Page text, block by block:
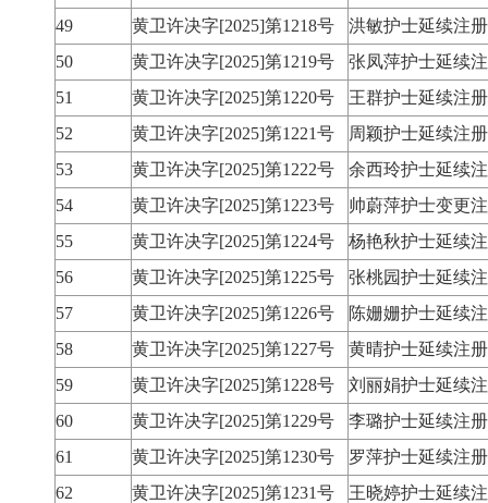
49
黄卫许决字[2025]第1218号
洪敏护士延续注册
50
黄卫许决字[2025]第1219号
张凤萍护士延续
51
黄卫许决字[2025]第1220号
王群护士延续注册
52
黄卫许决字[2025]第1221号
周颖护士延续注册
53
黄卫许决字[2025]第1222号
余西玲护士延续
54
黄卫许决字[2025]第1223号
帅蔚萍护士变更
55
黄卫许决字[2025]第1224号
杨艳秋护士延续
56
黄卫许决字[2025]第1225号
张桃园护士延续
57
黄卫许决字[2025]第1226号
陈姗姗护士延续
58
黄卫许决字[2025]第1227号
黄晴护士延续注册
59
黄卫许决字[2025]第1228号
刘丽娟护士延续
60
黄卫许决字[2025]第1229号
李璐护士延续注册
61
黄卫许决字[2025]第1230号
罗萍护士延续注册
62
黄卫许决字[2025]第1231号
王晓婷护士延续